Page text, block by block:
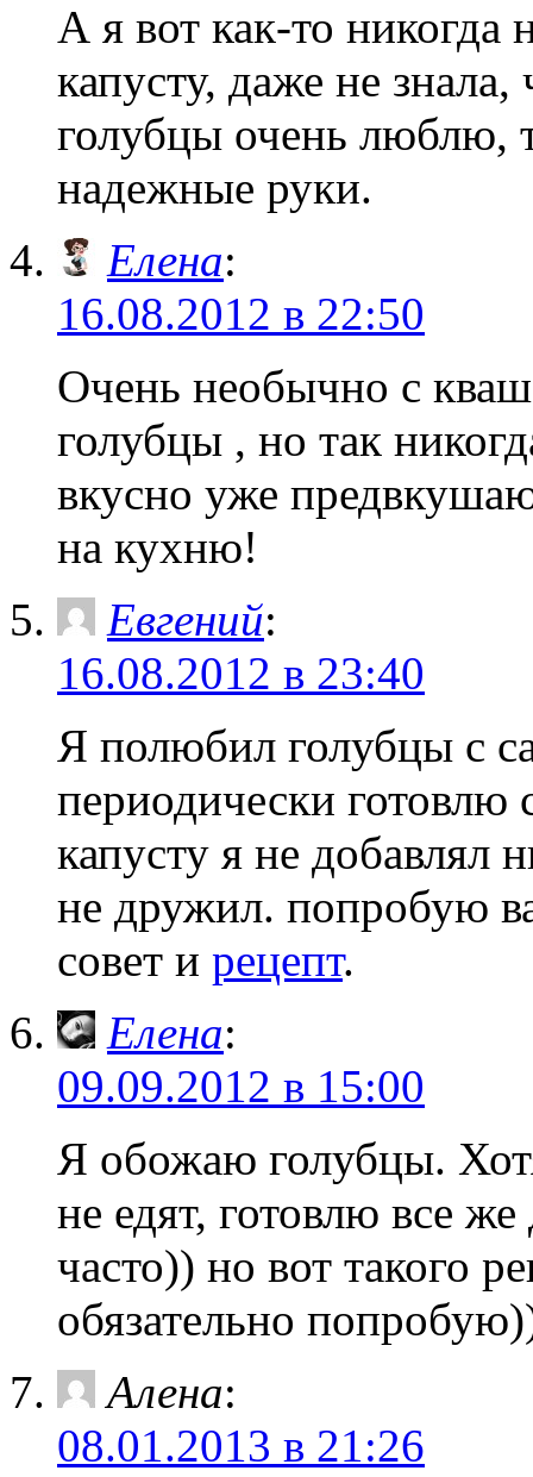
А я вот как-то никогда
капусту, даже не
голубцы очень люблю,
надежные руки.
Елена:
16.08.2012 в 22:50
Очень необычно с
голубцы , но так
вкусно уже
на кухню!
Евгений:
16.08.2012 в 23:40
Я полюбил голубцы с
периодически готовлю
капусту я не добавлял
не дружил. попробую
совет и рецепт.
Елена:
09.09.2012 в 15:00
Я обожаю голубцы.
не едят, готовлю все
часто)) но вот такого
обязательно
Алена:
08.01.2013 в 21:26